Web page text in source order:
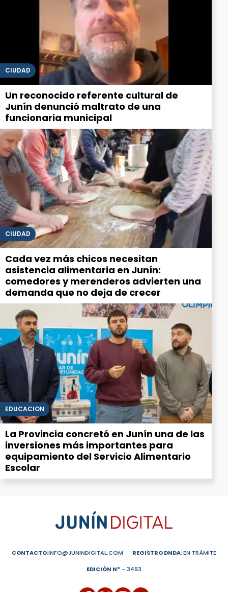
CIUDAD
Un reconocido referente cultural de
Junín denunció maltrato de una
funcionaria municipal
CIUDAD
Cada vez más chicos necesitan
asistencia alimentaria en Junín:
comedores y merenderos advierten una
demanda que no deja de crecer
EDUCACIÓN
La Provincia concretó en Junín una de las
inversiones más importantes para
equipamiento del Servicio Alimentario
Escolar
CONTACTO:INFO@JUNINDIGITAL.COM REGISTRO DNDA:EN TRÁMITE
EDICIÓN Nº - 3493